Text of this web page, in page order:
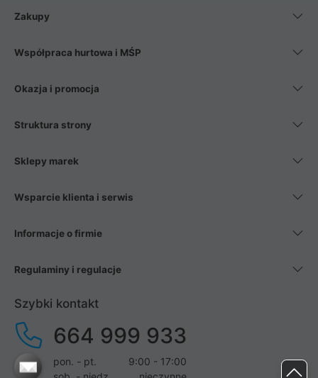
Zakupy
Współpraca hurtowa i MŚP
Okazja i promocja
Struktura strony
Sklepy marek
Wsparcie klienta i serwis
Informacje o firmie
Regulaminy i regulacje
Szybki kontakt
664 999 933
pon. - pt.
9:00 - 17:00